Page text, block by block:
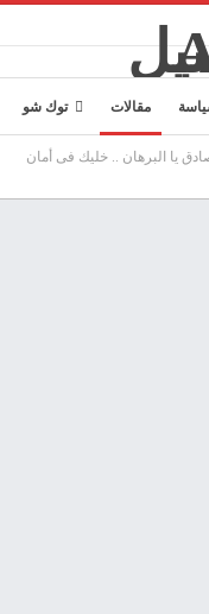
مقالات توك شو
يا البرهان .. خليك فى أمان